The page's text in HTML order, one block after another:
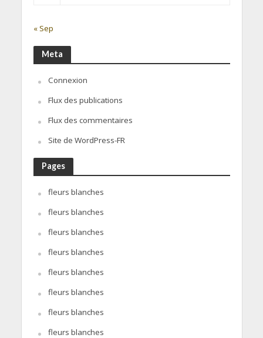
« Sep
Meta
Connexion
Flux des publications
Flux des commentaires
Site de WordPress-FR
Pages
fleurs blanches
fleurs blanches
fleurs blanches
fleurs blanches
fleurs blanches
fleurs blanches
fleurs blanches
fleurs blanches